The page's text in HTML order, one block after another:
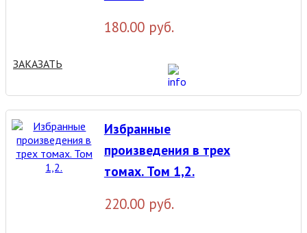
180.00 руб.
ЗАКАЗАТЬ
Избранные
произведения в трех
томах. Том 1,2.
220.00 руб.